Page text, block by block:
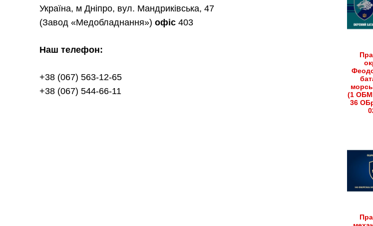
Україна, м Дніпро, вул. Мандриківська, 47
(Завод «Медобладнання») офіс 403
Наш телефон:
+38 (067) 563-12-65
+38 (067) 544-66-11
(1
36